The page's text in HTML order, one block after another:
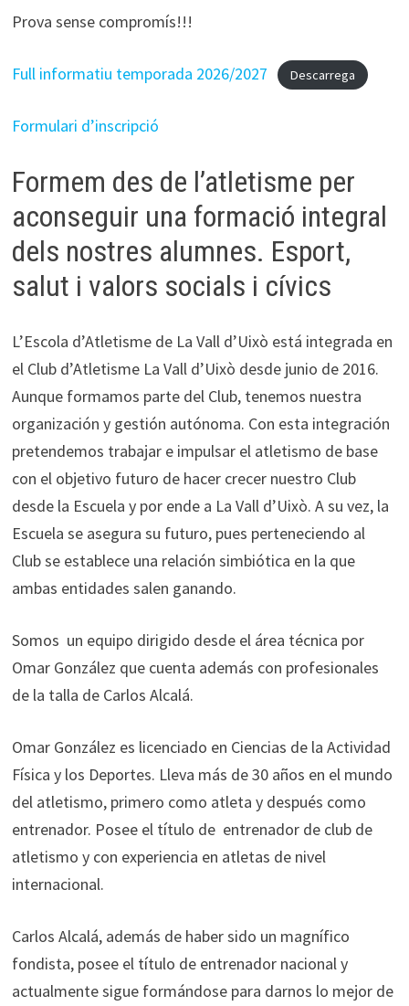
Prova sense compromís!!!
Full informatiu temporada 2026/2027 Descarrega
Formulari d’inscripció
Formem des de l’atletisme per
aconseguir una formació integral
dels nostres alumnes. Esport,
salut i valors socials i cívics
L’Escola d’Atletisme de La Vall d’Uixò está integrada en
el Club d’Atletisme La Vall d’Uixò desde junio de 2016.
Aunque formamos parte del Club, tenemos nuestra
organización y gestión autónoma. Con esta integración
pretendemos trabajar e impulsar el atletismo de base
con el objetivo futuro de hacer crecer nuestro Club
desde la Escuela y por ende a La Vall d’Uixò. A su vez, la
Escuela se asegura su futuro, pues perteneciendo al
Club se establece una relación simbiótica en la que
ambas entidades salen ganando.
Somos un equipo dirigido desde el área técnica por
Omar González que cuenta además con profesionales
de la talla de Carlos Alcalá.
Omar González es licenciado en Ciencias de la Actividad
Física y los Deportes. Lleva más de 30 años en el mundo
del atletismo, primero como atleta y después como
entrenador. Posee el título de entrenador de club de
atletismo y con experiencia en atletas de nivel
internacional.
Carlos Alcalá, además de haber sido un magnífico
fondista, posee el título de entrenador nacional y
actualmente sigue formándose para darnos lo mejor de